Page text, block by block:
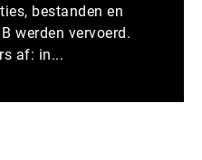
bestanden en
werden vervoerd.
af: in...